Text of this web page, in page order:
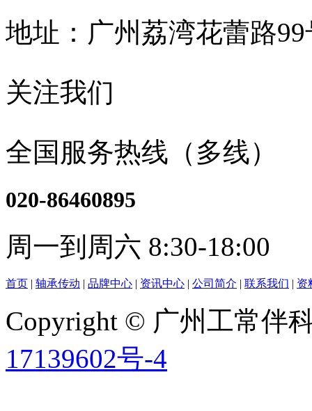
地址：广州荔湾花蕾路
关注我们
全国服务热线（多线）
020-86460895
周一到周六 8:30-18:00
首页 | 轴承传动 | 品牌中心 | 资讯中心 | 公司简介 | 联系我们 | 资
Copyright © 广州工常伴
17139602号-4